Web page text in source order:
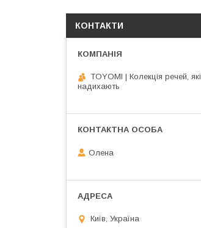
КОНТАКТИ
TOYOMI | Колекція речей, які
надихають
Олена
Київ, Україна